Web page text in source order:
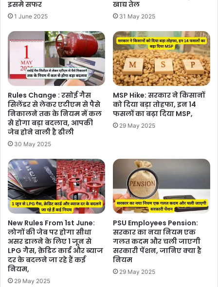
इसमे सफर
1 June 2025
खाद्य तेल
31 May 2025
Rules Change : रसोई गैस
सिलेंडर से लेकर एटीएम से पैसे
निकालने तक के नियम में कल
से होगा बड़ा बदलाव, आपकी
जेब होने वाली है ढीली
30 May 2025
MSP Hike: सरकार ने किसानों
को दिया बड़ा तोहफा, इन 14
फसलों का बढ़ा दिया MSP,
29 May 2025
New Rules From 1st June:
लोगों की जेब पर होगा सीधा
असर डालने के लिए 1 जून से
LPG गैस, क्रेड‍िट कार्ड और ब्‍याज
दर के बदलने जा रहे हैं कई
नियम,
29 May 2025
PSU Employees Pension:
सरकार का नया नियम एक
गलत कदम और चली जाएगी
सरकारी पेंशन, जानिए क्या है
नियम
29 May 2025